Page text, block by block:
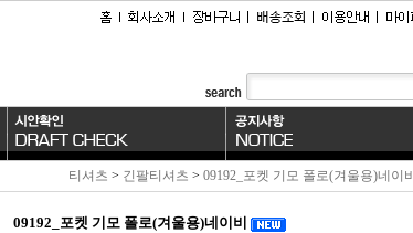
티셔츠 > 긴팔티셔츠 > 09192_포켓 기모 폴로(겨울용)네이비
09192_포켓 기모 폴로(겨울용)네이비